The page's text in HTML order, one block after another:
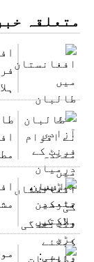
متعلقہ